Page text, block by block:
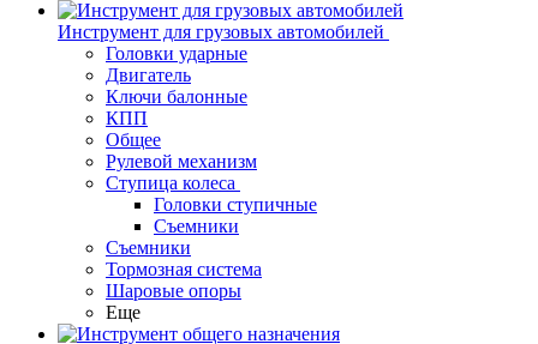
Инструмент для грузовых автомобилей
Головки ударные
Двигатель
Ключи балонные
КПП
Общее
Рулевой механизм
Ступица колеса
Головки ступичные
Съемники
Съемники
Тормозная система
Шаровые опоры
Еще